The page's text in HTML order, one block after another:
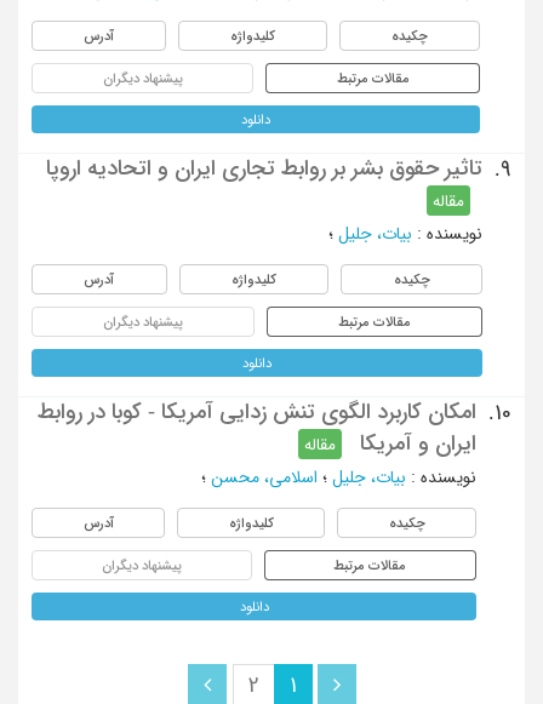
چکیده کلیدواژه آدرس
مقالات مرتبط پیشنهاد دیگران
دانلود
9. تاثیر حقوق بشر بر روابط تجاری ایران و اتحادیه اروپا
مقاله
نویسنده : بیات، جلیل ؛
چکیده کلیدواژه آدرس
مقالات مرتبط پیشنهاد دیگران
دانلود
10.
امکان کاربرد الگوی تنش زدایی آمریکا - کوبا در روابط
ایران و آمریکا
مقاله
نویسنده : بیات، جلیل ؛ اسلامی، محسن ؛
چکیده کلیدواژه آدرس
مقالات مرتبط پیشنهاد دیگران
دانلود
1
2